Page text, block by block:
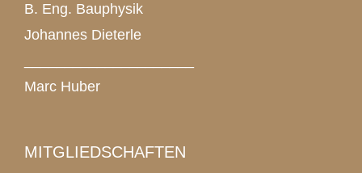
B. Eng. Bauphysik
Johannes Dieterle
Marc Huber
MITGLIEDSCHAFTEN